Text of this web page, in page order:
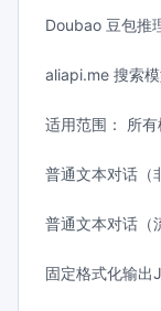
Doubao 豆包推
aliapi.me 搜索
适用范围： 所有
普通文本对话（
普通文本对话（
固定格式化输出